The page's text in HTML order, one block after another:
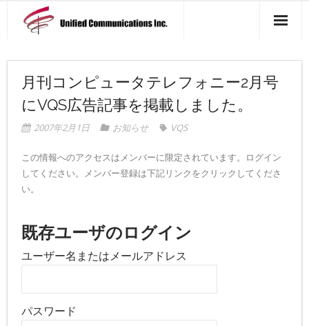
アクセス マップ
会社概要
お問い合わせ
月刊コンピュータテレフォニー2月号
にVQS広告記事を掲載しました。
2007年2月1日 お知らせ VQS
この情報へのアクセスはメンバーに限定されています。ログイン
してください。メンバー登録は下記リンクをクリックしてくださ
い。
既存ユーザのログイン
ユーザー名またはメールアドレス
パスワード